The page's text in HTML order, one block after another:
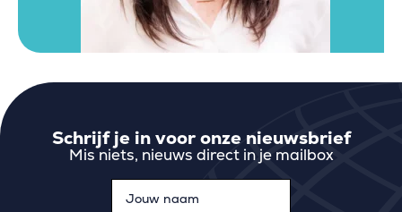
Schrijf je in voor onze nieuwsbrief
Mis niets, nieuws direct in je mailbox